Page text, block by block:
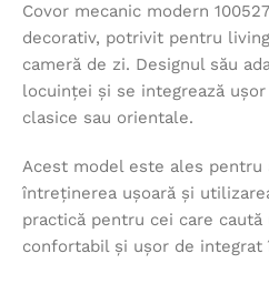
Covor mecanic modern
decorativ, potrivit pentru
cameră de zi. Designul său
locuinței și se integrează
clasice sau orientale.
Acest model este ales pentru
întreținerea ușoară și
practică pentru cei care
confortabil și ușor de integrat